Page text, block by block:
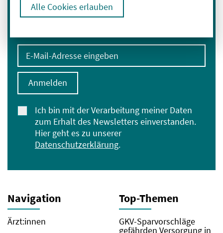
Alle Cookies erlauben
Immer informiert bleiben
E-Mail-Adresse eingeben
Ich bin mit der Verarbeitung meiner Daten
zum Erhalt des Newsletters einverstanden.
Hier geht es zu unserer
Datenschutzerklärung.
Anmelden
Navigation
Ärzt:innen
Top-Themen
GKV-Sparvorschläge
gefährden Versorgung in